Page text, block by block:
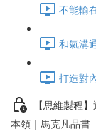
不能輸
和氣溝
打造對
【思維製程
本領｜馬克凡品書